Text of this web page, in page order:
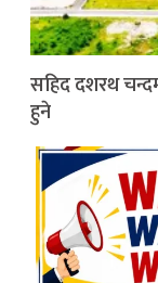
सहिद दशरथ
हुने